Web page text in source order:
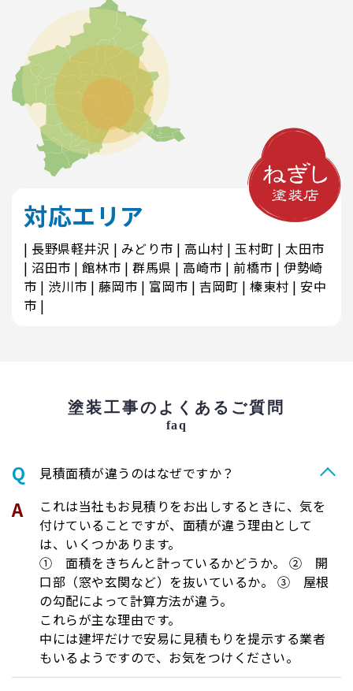
対応エリア
長野県軽井沢 みどり市 高山村 玉村町
太田市
沼田市
館林市 群馬県 高崎市 前橋市
伊勢崎
市
渋川市 藤岡市 富岡市 吉岡町 榛東村
安中
市
塗装工事のよくあるご質問
faq
⾒積⾯積が違うのはなぜですか？
これは当社もお見積りをお出しするときに、気を
付けていることですが、面積が違う理由として
は、いくつかあります。
① 面積をきちんと計っているかどうか。 ② 開
口部（窓や玄関など）を抜いているか。 ③ 屋根
の勾配によって計算方法が違う。
これらが主な理由です。
中には建坪だけで安易に見積もりを提示する業者
もいるようですので、お気をつけください。